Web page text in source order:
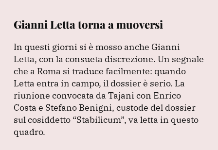
Gianni Letta torna a muoversi
In questi giorni si è mosso anche Gianni
Letta, con la consueta discrezione. Un segnale
che a Roma si traduce facilmente: quando
Letta entra in campo, il dossier è serio. La
riunione convocata da Tajani con Enrico
Costa e Stefano Benigni, custode del dossier
sul cosiddetto “Stabilicum”, va letta in questo
quadro.